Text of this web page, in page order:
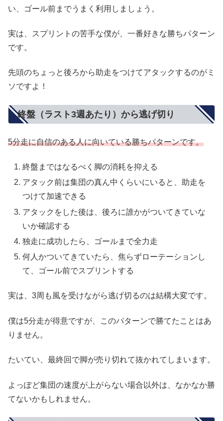
い、ゴール前までうまく利用しましょう。
実は、スプリントの苦手な僕が、一番好きな勝ちパターン
です。
先頭のちょっと後ろから助走をつけてアタックするのがミ
ソですよ！
終盤（ラスト3週あたり）から逃げ切り
5分走に自信のある人に向いている勝ちパターンです。
終盤まではなるべく脚の消耗を抑える
アタック前は集団の真ん中くらいにいると、助走を
つけて加速できる
アタックをした後は、後ろに誰かがついてきていな
いか確認する
独走に成功したら、ゴールまで全力走
何人かついてきていたら、焦らずローテーションし
て、ゴール前でスプリントする
実は、3周も風を受けながら逃げ切るのは結構大変です。
僕は5分走が得意ですが、このパターンで勝てたことはあ
りません。
たいてい、最終回で脚が売り切れて抜かれてしまいます。
よっぽど集団の速度が上がらない場合以外は、なかなか勝
てないかもしれません。